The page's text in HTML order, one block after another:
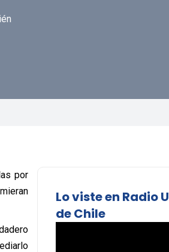
por
Lo viste en Radio
de Chile